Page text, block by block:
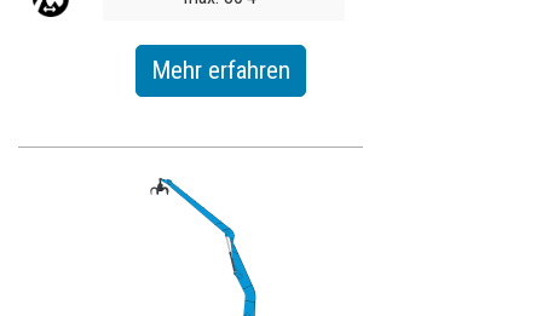
Mehr erfahren